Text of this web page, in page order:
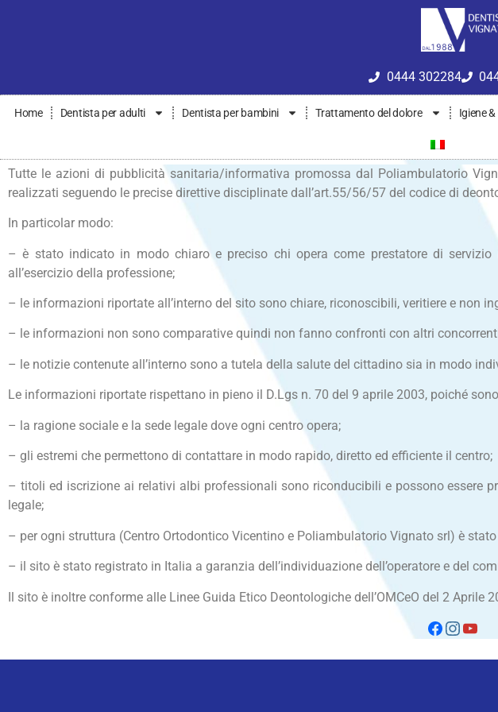
0444 302284
Home Dentista per adulti Dentista per bambini Trattamento del dolore Igiene
Tutte le azioni di pubblicità sanitaria/informativa promossa dal Poliambulatorio
realizzati seguendo le precise direttive disciplinate dall’art.55/56/57 del codice di
In particolar modo:
– è stato indicato in modo chiaro e preciso chi opera come prestatore di
all’esercizio della professione;
– le informazioni riportate all’interno del sito sono chiare, riconoscibili, veritiere e non
– le informazioni non sono comparative quindi non fanno confronti con altri
– le notizie contenute all’interno sono a tutela della salute del cittadino sia in modo
Le informazioni riportate rispettano in pieno il D.Lgs n. 70 del 9 aprile 2003, poiché
– la ragione sociale e la sede legale dove ogni centro opera;
– gli estremi che permettono di contattare in modo rapido, diretto ed efficiente il centro;
– titoli ed iscrizione ai relativi albi professionali sono riconducibili e possono essere
legale;
– per ogni struttura (Centro Ortodontico Vicentino e Poliambulatorio Vignato srl) è
– il sito è stato registrato in Italia a garanzia dell’individuazione dell’operatore e del
Il sito è inoltre conforme alle Linee Guida Etico Deontologiche dell’OMCeO del 2